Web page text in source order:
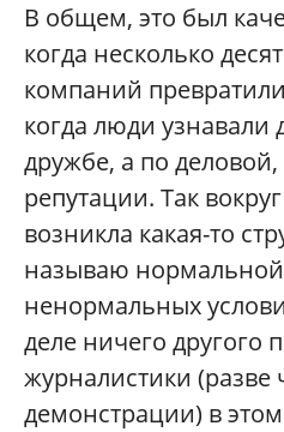
В общем, это был
когда несколько
компаний
когда люди узнавали
дружбе, а по
репутации. Так
возникла какая-то
называю
ненормальных
деле ничего другого
журналистики (разве
демонстрации) в